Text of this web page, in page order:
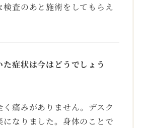
検査のあと施術をしてもらえ
た症状は今はどうでしょう
く痛みがありません。デスク
になりました。身体のことで